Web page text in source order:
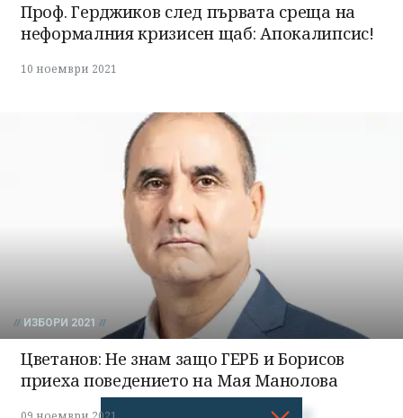
Проф. Герджиков след първата среща на
неформалния кризисен щаб: Апокалипсис!
10 ноември 2021
ИЗБОРИ 2021
Цветанов: Не знам защо ГЕРБ и Борисов
приеха поведението на Мая Манолова